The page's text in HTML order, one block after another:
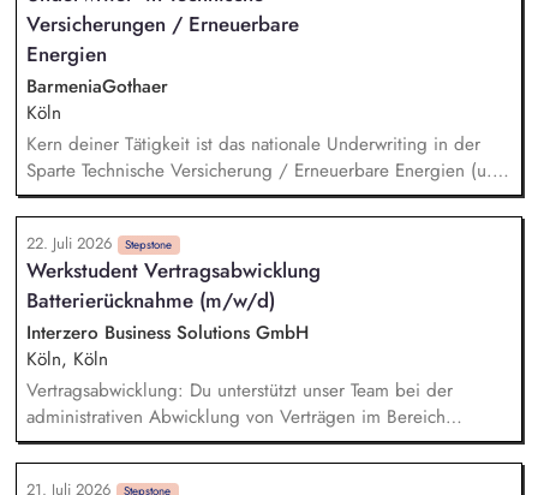
Beratungsprojekte mit dem Schwerpunkt Nachhaltigkeit. Du
bringst Dein Fachwissen in nationalen und internationalen
(GT-)Gremien ein.
Versicherungen / Erneuerbare
Energien
BarmeniaGothaer
Köln
Kern deiner Tätigkeit ist das nationale Underwriting in der
Sparte Technische Versicherung / Erneuerbare Energien (u.a.
für Kraftwerke aller Art, mit Schwerpunkt Windkraftanlagen,
Photovoltaikanlagen, Biogasanlagen, Batteriespeichersysteme,
Wasserstofferzeugung, v.a. aber auch für Anlagen und Geräte
im klassischen Maschinenbau). Du bringst dein Know-how bei
der Risikoanalyse und -bewertung, Prämienermittlung sowie
Angebotserstellung ein. Außerdem verantwortest du das
Schnittstellenmanagement, d.h. du unterstützt fachlich den
Vertrieb und sorgst für die Aufbereitung der erforderlichen
Antragsunterlagen des Betriebs.
22. Juli 2026 Stepstone
Werkstudent Vertragsabwicklung
Batterierücknahme (m/w/d)
Interzero Business Solutions GmbH
Köln, Köln
Vertragsabwicklung: Du unterstützt unser Team bei der
administrativen Abwicklung von Verträgen im Bereich
Batterierücknahme. Auftragsbewertung: Du prüfst eingehende
Kundenanfragen, bewertest diese nach definierten Vorgaben
21. Juli 2026